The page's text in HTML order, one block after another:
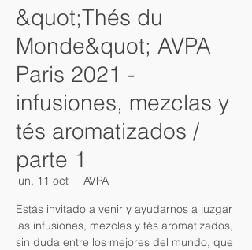
&quot;Thés du
Monde&quot; AVPA
Paris 2021 -
infusiones, mezclas y
tés aromatizados /
parte 1
lun, 11 oct
  |
AVPA
Estás invitado a venir y ayudarnos a juzgar
las infusiones, mezclas y tés aromatizados,
sin duda entre los mejores del mundo, que